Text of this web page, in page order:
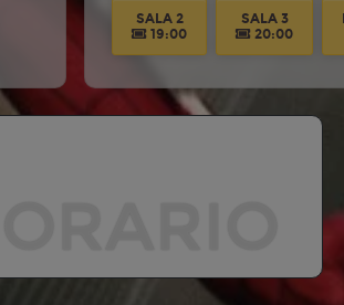
SALA 2
19:00
SALA 3
20:00
19:00
20:00